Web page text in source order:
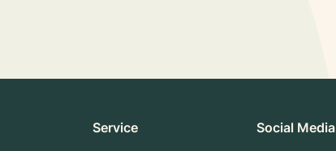
Service Social Media